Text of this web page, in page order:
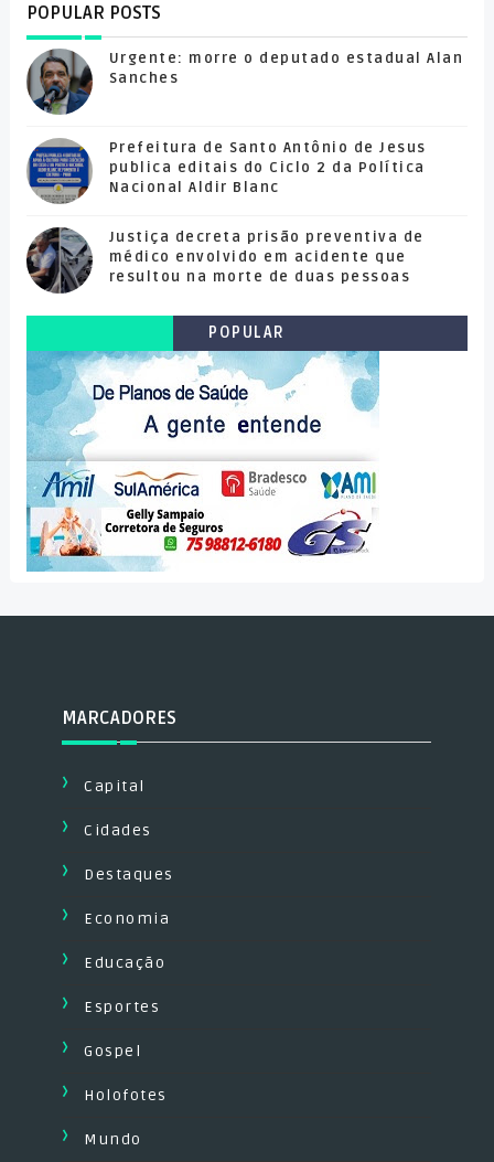
POPULAR POSTS
Urgente: morre o deputado estadual Alan
Sanches
Prefeitura de Santo Antônio de Jesus
publica editais do Ciclo 2 da Política
Nacional Aldir Blanc
Justiça decreta prisão preventiva de
médico envolvido em acidente que
resultou na morte de duas pessoas
POPULAR
MARCADORES
Capital
Cidades
Destaques
Economia
Educação
Esportes
Gospel
Holofotes
Mundo